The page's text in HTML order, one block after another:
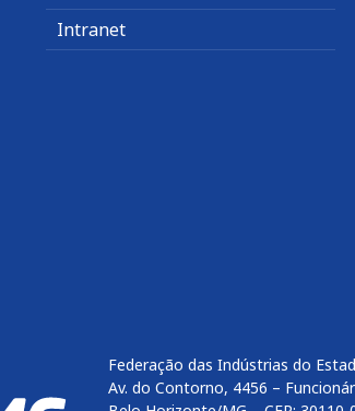
Intranet
Federação das Indústrias do
Av. do Contorno, 4456 –